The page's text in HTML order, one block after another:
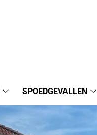
submenu
SPOEDGEVALLEN